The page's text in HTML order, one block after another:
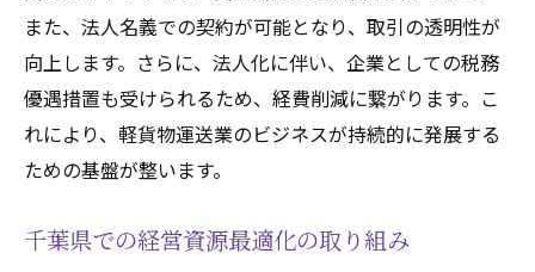
また、法人名義での契約が可能となり、取引の透明性が
向上します。さらに、法人化に伴い、企業としての税務
優遇措置も受けられるため、経費削減に繋がります。こ
れにより、軽貨物運送業のビジネスが持続的に発展する
ための基盤が整います。
千葉県での経営資源最適化の取り組み